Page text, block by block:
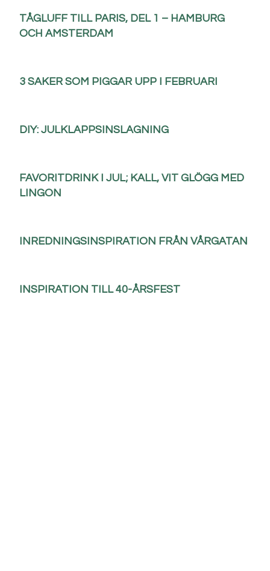
TÅGLUFF TILL PARIS, DEL 1 – HAMBURG
OCH AMSTERDAM
3 SAKER SOM PIGGAR UPP I FEBRUARI
DIY: JULKLAPPSINSLAGNING
FAVORITDRINK I JUL; KALL, VIT GLÖGG MED
LINGON
INREDNINGSINSPIRATION FRÅN VÅRGATAN
INSPIRATION TILL 40-ÅRSFEST